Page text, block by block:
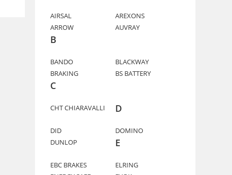
AIRSAL
AREXONS
ARROW
AUVRAY
B
BANDO
BLACKWAY
BRAKING
BS BATTERY
C
CHT CHIARAVALLI D
DID
DOMINO
DUNLOP
E
EBC BRAKES
ELRING